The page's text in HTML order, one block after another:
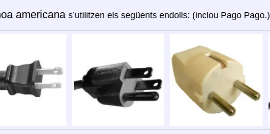
americana s’utilitzen els següents endolls: (inclou Pago Pago.)